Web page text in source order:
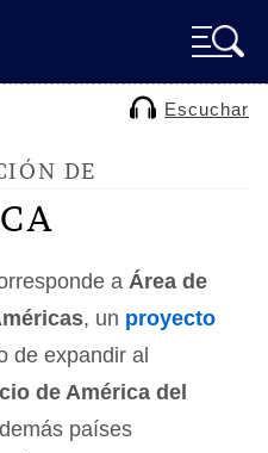
Escuchar
DE
a Área de
, un proyecto
de expandir al
de América del
países